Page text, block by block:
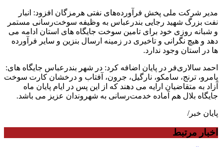
مدیر شرکت ملی پخش فرآورده‌های نفتی هرمزگان افزود: انبار
نفت بزرگ شهید رجایی بندرعباس به وظیفه سوخت‌رسانی مستمر
و شبانه روزی خود برای تامین سوخت جایگاه های استان ادامه می
دهد و هیچ نگرانی و تاخیری در زمینه ارسال بنزین و سایر فرآورده
ها در استان وجود ندارد.
احمد سالاری‌فر در پایان اضافه کرد: در شهر بندرعباس جایگاه های:
پامرو، ترنج، سامکو، نارگیل، جرون، آفتاب و درخشان کارت سوخت
آزاد به متقاضیان ارایه می دهند که از این پس در ایام پایان ماه
جایگاه بلال هم آماده خدمت‌رسانی به شهروندان عزیز می باشد.
پایان خبر/
اخبار مرتبط